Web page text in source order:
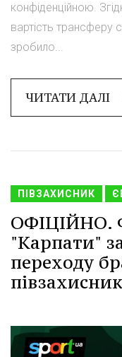
конфіденційною.
вартість трансферу
зробило...
ЧИТАТИ ДАЛІ
ПІВЗАХИСНИК
ОФІЦІЙНО.
"Карпати"
переходу